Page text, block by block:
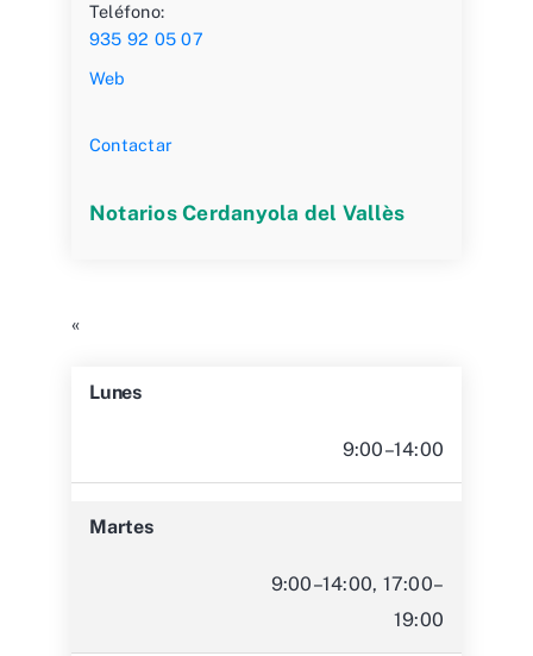
Teléfono:
935 92 05 07
Web
Contactar
Notarios Cerdanyola del Vallès
«
Lunes
9:00–14:00
Martes
9:00–14:00, 17:00–
19:00